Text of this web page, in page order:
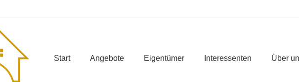
Start Angebote Eigentümer Interessenten Über